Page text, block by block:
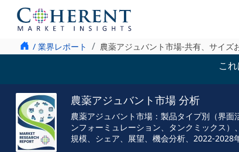
/ 業界レポート 農薬アジュバント市場-共有、サイズ
こ
農薬アジュバント市場 分析
農薬アジュバント市場：製品タイプ別（界
ンフォーミュレーション、タンクミックス
規模、シェア、展望、機会分析、2022-2028